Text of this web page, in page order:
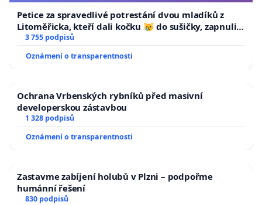
Petice za spravedlivé potrestání dvou mladíků z
Litoměřicka, kteří dali kočku 😿 do sušičky, zapnuli ji
a umírání zvířete natočili.
3 755 podpisů
Oznámení o transparentnosti
Ochrana Vrbenských rybníků před masivní
developerskou zástavbou
1 328 podpisů
Oznámení o transparentnosti
Zastavme zabíjení holubů v Plzni – podpořme
humánní řešení
830 podpisů